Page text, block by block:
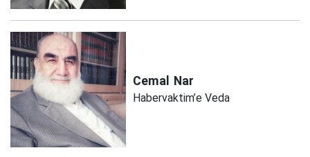
Cemal Nar
Habervaktim’e Veda